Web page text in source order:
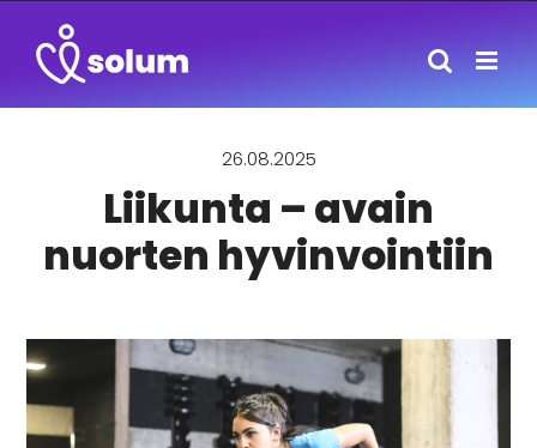
content
26.08.2025
Liikunta – avain
nuorten hyvinvointiin